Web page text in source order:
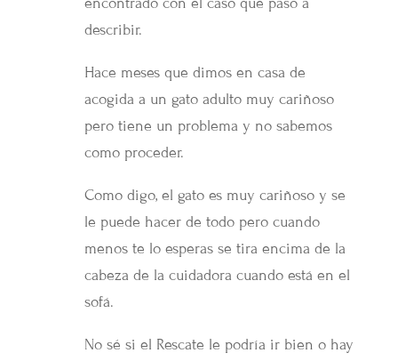
describir.
Hace meses que dimos en casa de
acogida a un gato adulto muy cariñoso
pero tiene un problema y no sabemos
como proceder.
Como digo, el gato es muy cariñoso y se
le puede hacer de todo pero cuando
menos te lo esperas se tira encima de la
cabeza de la cuidadora cuando está en el
sofá.
No sé si el Rescate le podría ir bien o hay